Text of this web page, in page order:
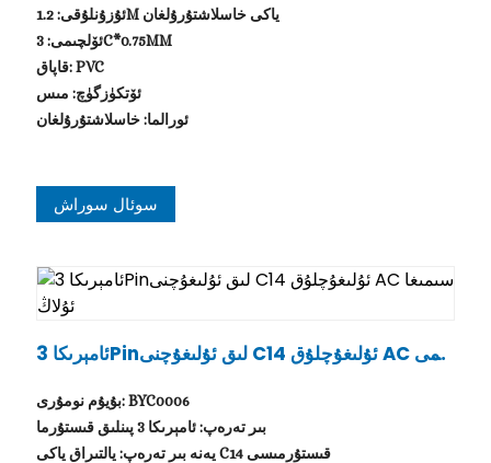
ئۇزۇنلۇقى: 1.2M ياكى خاسلاشتۇرۇلغان
ئۆلچىمى: 3C*0.75MM
قاپاق: PVC
ئۆتكۈزگۈچ: مىس
ئورالما: خاسلاشتۇرۇلغان
سوئال سوراش
ئامېرىكا 3Pinلىق ئۇلىغۇچنى C14 ئۇلىغۇچلۇق AC سىمى
بۇيۇم نومۇرى: BYC0006
بىر تەرەپ: ئامېرىكا 3 پىنلىق قىستۇرما
يەنە بىر تەرەپ: يالتىراق ياكى C14 قىستۇرمىسى